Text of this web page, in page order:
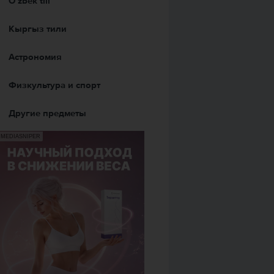
Кыргыз тили
Астрономия
Физкультура и спорт
Другие предметы
MEDIASNIPER